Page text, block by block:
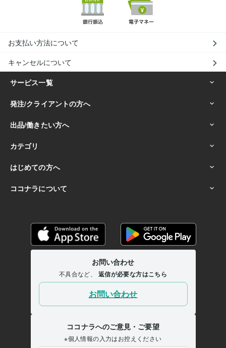
お支払い方法について
キャンセルについて